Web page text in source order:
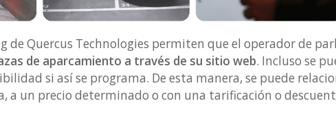
de Quercus Technologies permiten que el operador de
de aparcamiento a través de su sitio web. Incluso se
si así se programa. De esta manera, se puede
a un precio determinado o con una tarificación o